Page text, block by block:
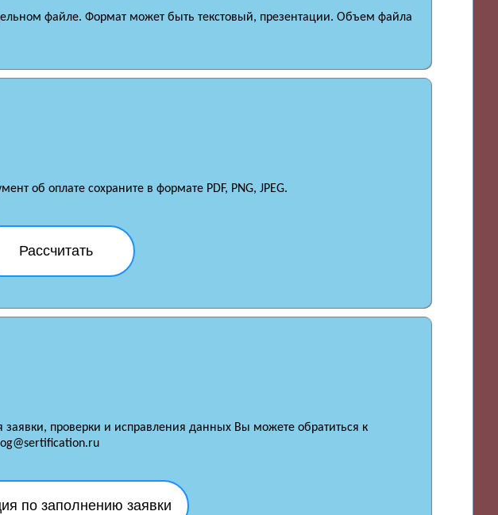
файле. Формат может быть текстовый, презентации. Объем файла
об оплате сохраните в формате PDF, PNG, JPEG.
Рассчитать
заявки, проверки и исправления данных Вы можете обратиться к
по заполнению заявки